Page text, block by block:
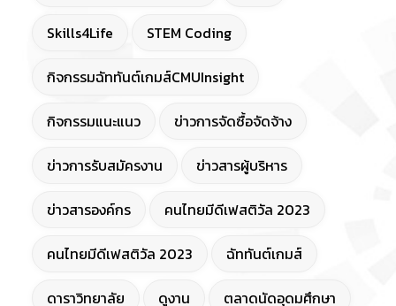
Skills4Life STEM Coding
กิจกรรมฉัททันต์เกมส์CMUInsight
กิจกรรมแนะแนว ข่าวการจัดซื้อจัดจ้าง
ข่าวการรับสมัครงาน ข่าวสารผู้บริหาร
ข่าวสารองค์กร คนไทยมีดีเฟสติวัล 2023
คนไทยมีดีเฟสติวัล 2023 ฉัททันต์เกมส์
ดาราวิทยาลัย ดูงาน ตลาดนัดอุดมศึกษา